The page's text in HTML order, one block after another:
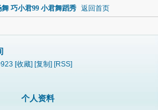
巧小君99 小君舞蹈秀 返回首页
[收藏] [复制] [RSS]
个人资料